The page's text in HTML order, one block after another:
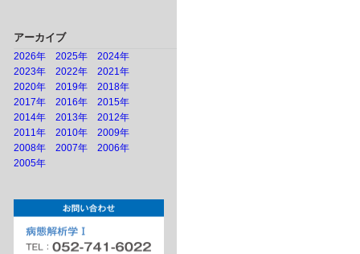
アーカイブ
2026年 2025年
2024年
2023年
2022年
2021年
2020年
2019年
2018年
2017年
2016年
2015年
2014年
2013年
2012年
2011年
2010年
2009年
2008年
2007年
2006年
2005年